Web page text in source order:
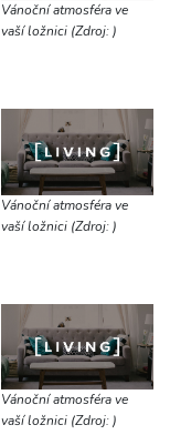
Vánoční atmosféra ve
vaší ložnici (Zdroj: )
Vánoční atmosféra ve
vaší ložnici (Zdroj: )
Vánoční atmosféra ve
vaší ložnici (Zdroj: )